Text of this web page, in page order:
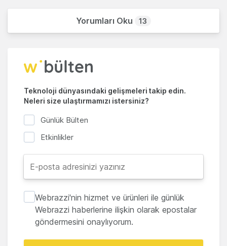
Yorumları Oku 13
Teknoloji dünyasındaki gelişmeleri takip edin.
Neleri size ulaştırmamızı istersiniz?
Günlük Bülten
Etkinlikler
Webrazzi'nin hizmet ve ürünleri ile günlük
Webrazzi haberlerine ilişkin olarak epostalar
göndermesini onaylıyorum.